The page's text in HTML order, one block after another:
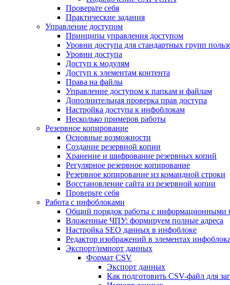
Проверьте себя
Практические задания
Управление доступом
Принципы управления доступом
Уровни доступа для стандартных групп
Уровни доступа
Доступ к модулям
Доступ к элементам контента
Права на файлы
Управление доступом к папкам и файлам
Дополнительная проверка прав доступа
Настройка доступа к инфоблокам
Несколько примеров работы
Резервное копирование
Основные возможности
Создание резервной копии
Хранение и шифрование резервных копий
Регулярное резервное копирование
Резервное копирование из командной строки
Восстановление сайта из резервной копии
Проверьте себя
Работа с инфоблоками
Общий порядок работы с информационными
Вложенные ЧПУ: формируем полные адреса
Настройка SEO данных в инфоблоке
Редактор изображений в элементах инфоблока
Экспорт/импорт данных
Формат CSV
Экспорт данных
Как подготовить CSV-файл для